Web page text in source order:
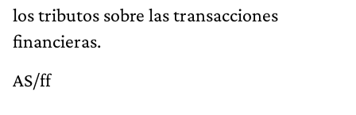
los tributos sobre las transacciones
financieras.
AS/ff